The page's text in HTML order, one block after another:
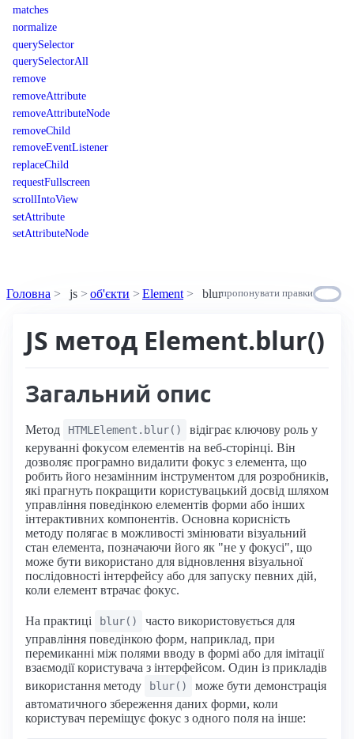
matches
normalize
querySelector
querySelectorAll
remove
removeAttribute
removeAttributeNode
removeChild
removeEventListener
replaceChild
requestFullscreen
scrollIntoView
setAttribute
setAttributeNode
Головна js об'єкти Element blurпропонувати правки
JS метод Element.blur()
Загальний опис
Метод HTMLElement.blur()
відіграє ключову роль у
керуванні фокусом елементів на веб-сторінці. Він
дозволяє програмно видалити фокус з елемента, що
робить його незамінним інструментом для розробників,
які прагнуть покращити користувацький досвід шляхом
управління поведінкою елементів форми або інших
інтерактивних компонентів. Основна корисність
методу полягає в можливості змінювати візуальний
стан елемента, позначаючи його як "не у фокусі", що
може бути використано для відновлення візуальної
послідовності інтерфейсу або для запуску певних дій,
коли елемент втрачає фокус.
На практиці blur()
часто використовується для
управління поведінкою форм, наприклад, при
перемиканні між полями вводу в формі або для імітації
взаємодії користувача з інтерфейсом. Один із прикладів
використання методу
blur()
може бути демонстрація
автоматичного збереження даних форми, коли
користувач переміщує фокус з одного поля на інше: